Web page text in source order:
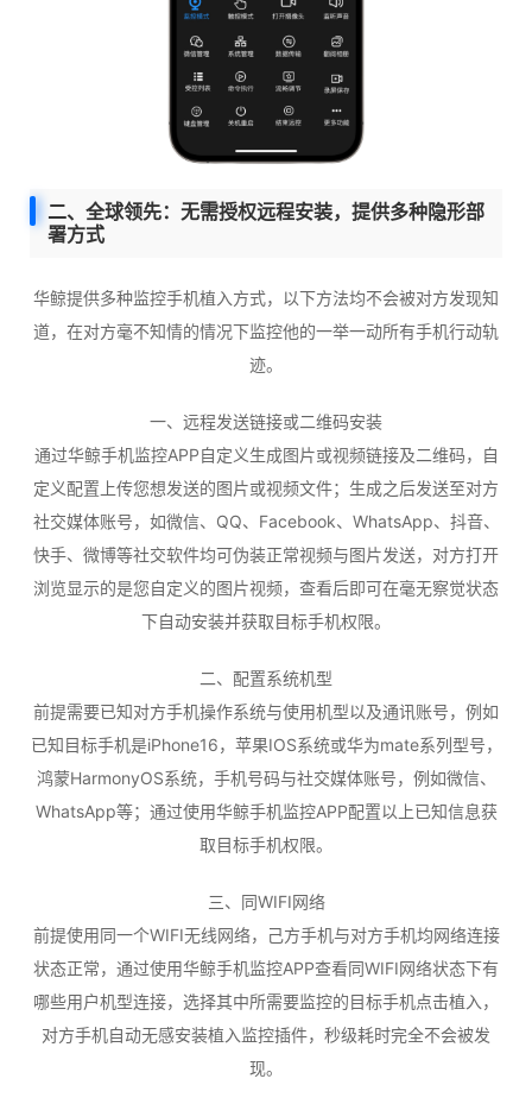
二、全球领先：无需授权远程安装，提供多种隐形部
署方式
华鲸提供多种监控手机植入方式，以下方法均不会被对方发现知
道，在对方毫不知情的情况下监控他的一举一动所有手机行动轨
迹。
一、远程发送链接或二维码安装
通过华鲸手机监控APP自定义生成图片或视频链接及二维码，自
定义配置上传您想发送的图片或视频文件；生成之后发送至对方
社交媒体账号，如微信、QQ、Facebook、WhatsApp、抖音、
快手、微博等社交软件均可伪装正常视频与图片发送，对方打开
浏览显示的是您自定义的图片视频，查看后即可在毫无察觉状态
下自动安装并获取目标手机权限。
二、配置系统机型
前提需要已知对方手机操作系统与使用机型以及通讯账号，例如
已知目标手机是iPhone16，苹果IOS系统或华为mate系列型号，
鸿蒙HarmonyOS系统，手机号码与社交媒体账号，例如微信、
WhatsApp等；通过使用华鲸手机监控APP配置以上已知信息获
取目标手机权限。
三、同WIFI网络
前提使用同一个WIFI无线网络，己方手机与对方手机均网络连接
状态正常，通过使用华鲸手机监控APP查看同WIFI网络状态下有
哪些用户机型连接，选择其中所需要监控的目标手机点击植入，
对方手机自动无感安装植入监控插件，秒级耗时完全不会被发
现。